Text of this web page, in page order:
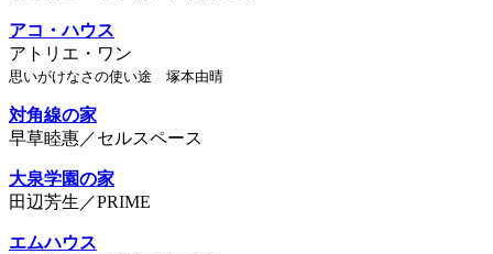
アコ・ハウス
アトリエ・ワン
思いがけなさの使い途 塚本由晴
対角線の家
早草睦惠／セルスペース
大泉学園の家
田辺芳生／PRIME
エムハウス